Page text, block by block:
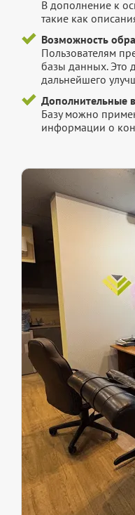
В дополнение к
такие как
Возможность
Пользователям
базы данных. Это
дальнейшего
Дополнительные
Базу можно
информации о